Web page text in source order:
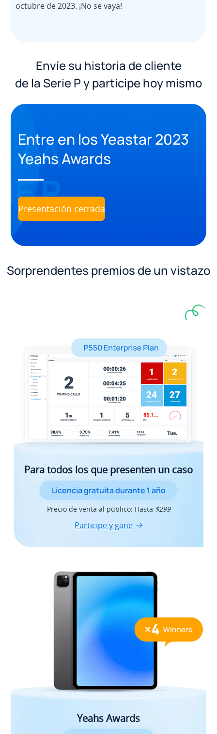
octubre de 2023. ¡No se vaya!
Envíe su historia de cliente
de la Serie P y participe hoy mismo
Entre en los Yeastar 2023
Yeahs Awards
Presentación cerrada
Sorprendentes premios de un vistazo
Para todos los que presenten un caso
Licencia gratuita durante 1 año
Precio de venta al público: Hasta $299
Participe y gane
Yeahs Awards